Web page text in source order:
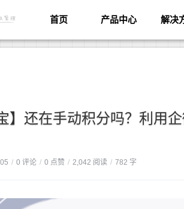
首页 产品中心 解决
】还在手动积分吗？利用
/ 0 评论 / 0 点赞 / 2,042 阅读 / 782 字